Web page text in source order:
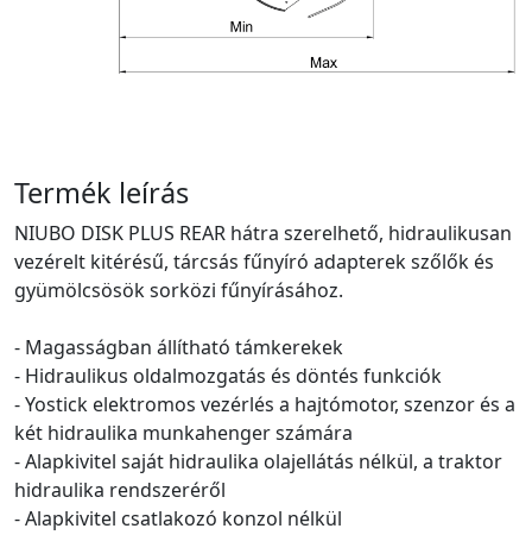
Termék leírás
NIUBO DISK PLUS REAR hátra szerelhető, hidraulikusan
vezérelt kitérésű, tárcsás fűnyíró adapterek szőlők és
gyümölcsösök sorközi fűnyírásához.
- Magasságban állítható támkerekek
- Hidraulikus oldalmozgatás és döntés funkciók
- Yostick elektromos vezérlés a hajtómotor, szenzor és a
két hidraulika munkahenger számára
- Alapkivitel saját hidraulika olajellátás nélkül, a traktor
hidraulika rendszeréről
- Alapkivitel csatlakozó konzol nélkül